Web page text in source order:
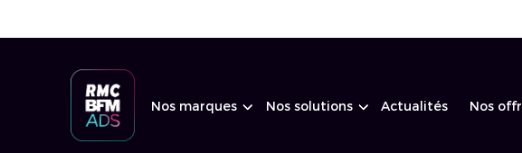
Nos marques Nos solutions Actualités Nos